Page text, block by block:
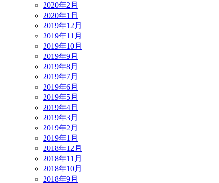
2020年2月
2020年1月
2019年12月
2019年11月
2019年10月
2019年9月
2019年8月
2019年7月
2019年6月
2019年5月
2019年4月
2019年3月
2019年2月
2019年1月
2018年12月
2018年11月
2018年10月
2018年9月